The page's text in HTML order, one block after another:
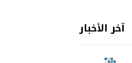
آخر الأخبار